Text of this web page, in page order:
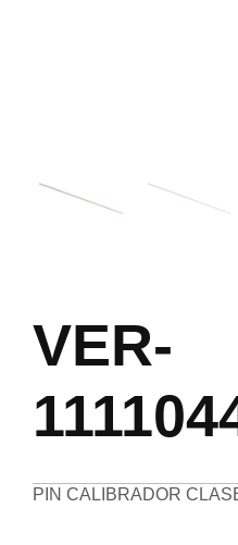
VER-
PIN CALIBRADOR